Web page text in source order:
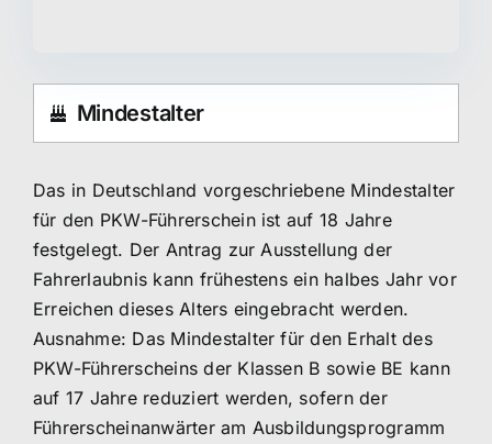
Mindestalter
Das in Deutschland vorgeschriebene Mindestalter
für den PKW-Führerschein ist auf 18 Jahre
festgelegt. Der Antrag zur Ausstellung der
Fahrerlaubnis kann frühestens ein halbes Jahr vor
Erreichen dieses Alters eingebracht werden.
Ausnahme: Das Mindestalter für den Erhalt des
PKW-Führerscheins der Klassen B sowie BE kann
auf 17 Jahre reduziert werden, sofern der
Führerscheinanwärter am Ausbildungsprogramm